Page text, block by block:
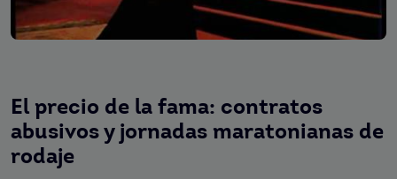
El precio de la fama: contratos
abusivos y jornadas maratonianas de
rodaje